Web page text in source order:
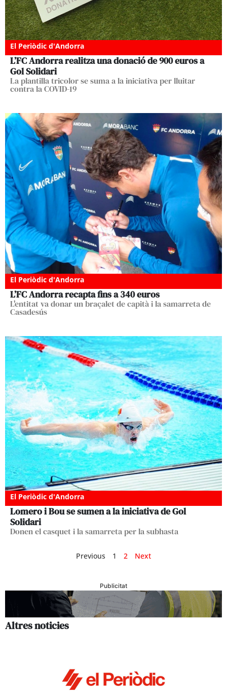
El Periòdic d'Andorra
L’FC Andorra realitza una donació de 900 euros a
Gol Solidari
La plantilla tricolor se suma a la iniciativa per lluitar
contra la COVID-19
El Periòdic d'Andorra
L’FC Andorra recapta fins a 340 euros
L'entitat va donar un braçalet de capità i la samarreta de
Casadesús
El Periòdic d'Andorra
Lomero i Bou se sumen a la iniciativa de Gol
Solidari
Donen el casquet i la samarreta per la subhasta
Previous 1 2 Next
Publicitat
Altres noticies